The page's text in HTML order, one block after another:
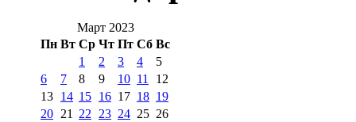
Март 2023
Пн Вт Ср Чт Пт Сб Вс
1 2 3 4
5
6
7 8 9 10 11
12
13 14 15 16 17 18 19
20 21 22 23 24 25 26